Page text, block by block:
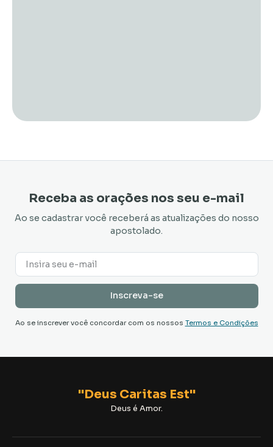
Receba as orações nos seu e-mail
Ao se cadastrar você receberá as atualizações do nosso
apostolado.
Ao se inscrever você concordar com os nossos Termos e Condições
"Deus Caritas Est"
Deus é Amor.